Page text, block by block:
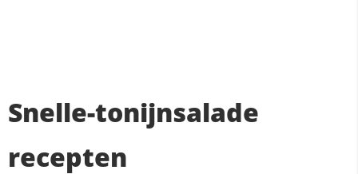
Snelle-tonijnsalade
recepten